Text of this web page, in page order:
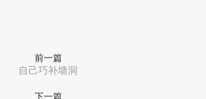
前一篇
自己巧补墙洞
下一篇